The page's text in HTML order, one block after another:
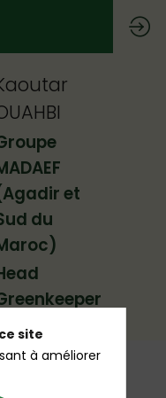
et
du
site
à améliorer